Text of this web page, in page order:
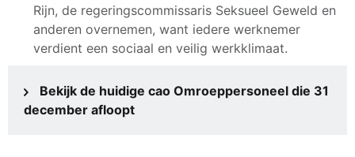
Rijn, de regeringscommissaris Seksueel Geweld en
anderen overnemen, want iedere werknemer
verdient een sociaal en veilig werkklimaat.
Bekijk de huidige cao Omroeppersoneel die 31
december afloopt